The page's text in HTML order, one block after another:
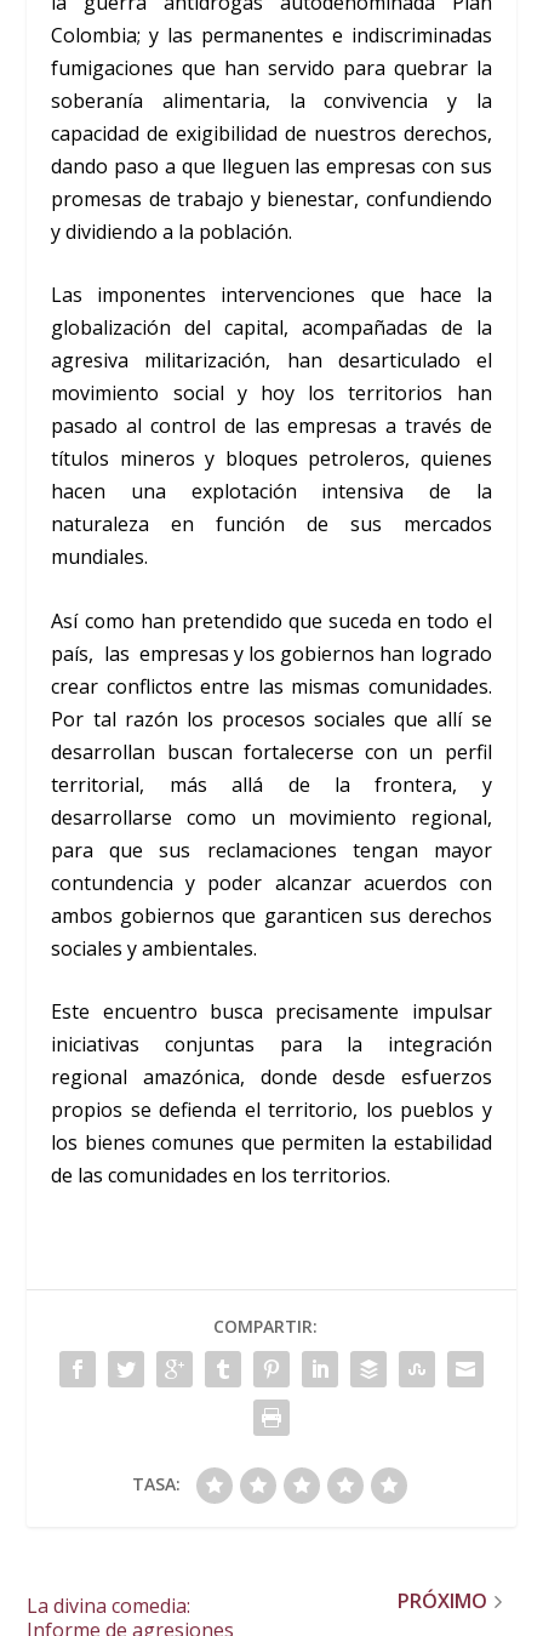
Colombia; y las permanentes e indiscriminadas
fumigaciones que han servido para quebrar la
soberanía alimentaria, la convivencia y la
capacidad de exigibilidad de nuestros derechos,
dando paso a que lleguen las empresas con sus
promesas de trabajo y bienestar, confundiendo
y dividiendo a la población.
Las imponentes intervenciones que hace la
globalización del capital, acompañadas de la
agresiva militarización, han desarticulado el
movimiento social y hoy los territorios han
pasado al control de las empresas a través de
títulos mineros y bloques petroleros, quienes
hacen una explotación intensiva de la
naturaleza en función de sus mercados
mundiales.
Así como han pretendido que suceda en todo el
país, las empresas y los gobiernos han logrado
crear conflictos entre las mismas comunidades.
Por tal razón los procesos sociales que allí se
desarrollan buscan fortalecerse con un perfil
territorial, más allá de la frontera, y
desarrollarse como un movimiento regional,
para que sus reclamaciones tengan mayor
contundencia y poder alcanzar acuerdos con
ambos gobiernos que garanticen sus derechos
sociales y ambientales.
Este encuentro busca precisamente impulsar
iniciativas conjuntas para la integración
regional amazónica, donde desde esfuerzos
propios se defienda el territorio, los pueblos y
los bienes comunes que permiten la estabilidad
de las comunidades en los territorios.
COMPARTIR:
TASA:
La divina comedia:
Informe de agresiones
PRÓXIMO